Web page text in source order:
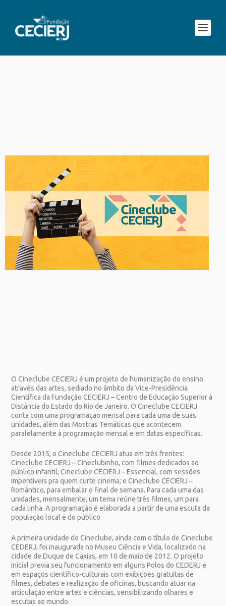
O Cineclube CECIERJ é um projeto de humanização do ensino
através das artes, sediado no âmbito da Vice-Presidência
Científica da Fundação CECIERJ – Centro de Educação Superior à
Distância do Estado do Rio de Janeiro. O Cineclube CECIERJ
conta com uma programação mensal para cada uma de suas
unidades, além das Mostras Temáticas que acontecem
paralelamente à programação mensal e em datas específicas.
Desde 2015, o Cineclube CECIERJ atua em três frentes:
Cineclube CECIERJ – Cineclubinho, com filmes dedicados ao
público infantil; Cineclube CECIERJ – Essencial, com sessões
imperdíveis pra quem curte cinema; e Cineclube CECIERJ –
Romântico, para embalar o final de semana. Para cada uma das
unidades, mensalmente, um tema reúne três filmes, um para
cada linha. A programação é elaborada a partir de uma escuta da
população local e do público
A primeira unidade do Cineclube, ainda com o título de Cineclube
CEDERJ, foi inaugurada no Museu Ciência e Vida, localizado na
cidade de Duque de Caxias, em 10 de maio de 2012. O projeto
inicial previa seu funcionamento em alguns Polos do CEDERJ e
em espaços científico-culturais com exibições gratuitas de
filmes, debates e realização de oficinas, buscando atuar na
articulação entre artes e ciências, sensibilizando olhares e
escutas ao mundo.